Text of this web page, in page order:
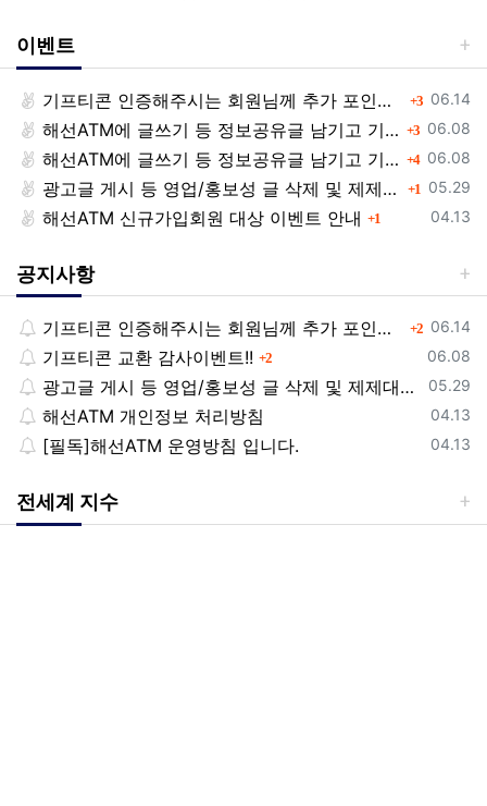
이벤트
등록일
06.14
기프티콘 인증해주시는 회원님께 추가 포인트 쏩니다!! 3댓글
등록일
06.08
해선ATM에 글쓰기 등 정보공유글 남기고 기프티콘 받자! 3댓글
등록일
06.08
해선ATM에 글쓰기 등 정보공유글 남기고 기프티콘 받자! 4댓글
등록일
05.29
광고글 게시 등 영업/홍보성 글 삭제 및 제제대상입니다. 1댓글
등록일
04.13
해선ATM 신규가입회원 대상 이벤트 안내 1
공지사항
등록일
06.14
기프티콘 인증해주시는 회원님께 추가 포인트 쏩니다!! 2댓글
등록일
06.08
기프티콘 교환 감사이벤트!! 2댓글
등록일
05.29
광고글 게시 등 영업/홍보성 글 삭제 및 제제대상입니다.
등록일
04.13
해선ATM 개인정보 처리방침
등록일
04.13
[필독]해선ATM 운영방침 입니다.
전세계 지수